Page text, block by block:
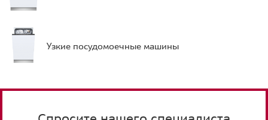
Узкие посудомоечные машины